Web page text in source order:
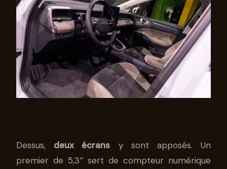
Dessus, deux écrans y sont apposés. Un
premier de 5,3″ sert de compteur numérique